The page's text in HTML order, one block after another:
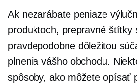
Ak nezarábate peniaze
produktoch, prepravné štítky
pravdepodobne dôležitou
plnenia vášho obchodu.
spôsoby, ako môžete opísať